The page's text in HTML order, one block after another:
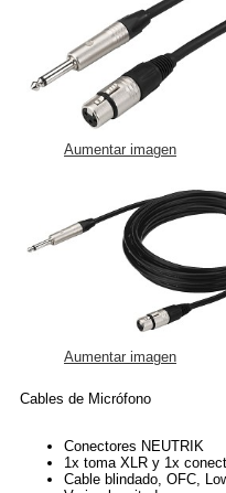
Aumentar imagen
Aumentar imagen
Cables de Micrófono
Conectores NEUTRIK
1x toma XLR y 1x
Cable blindado, OFC,